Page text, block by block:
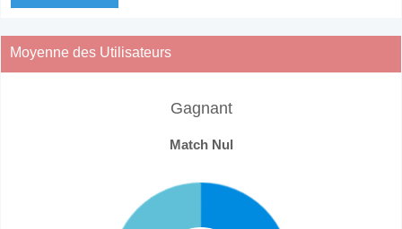
Moyenne des Utilisateurs
Gagnant
Match Nul